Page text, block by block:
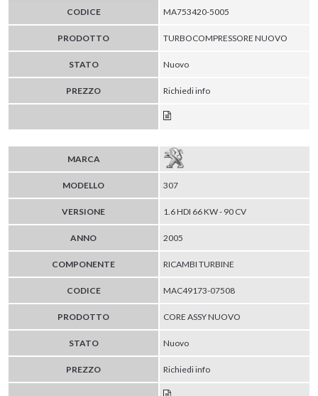
CODICE MA753420-5005
PRODOTTO TURBOCOMPRESSORE NUOVO
STATO Nuovo
PREZZO Richiedi info
MARCA
MODELLO 307
VERSIONE 1.6 HDI 66 KW - 90 CV
ANNO 2005
COMPONENTE RICAMBI TURBINE
CODICE MAC49173-07508
PRODOTTO CORE ASSY NUOVO
STATO Nuovo
PREZZO Richiedi info